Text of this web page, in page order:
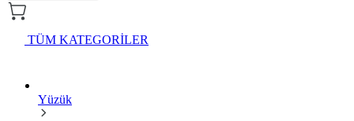
TÜM KATEGORİLER
Yüzük